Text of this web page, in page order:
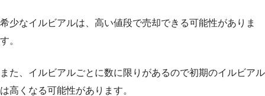
希少なイルビアルは、高い値段で売却できる可能性がありま
す。
また、イルビアルごとに数に限りがあるので初期のイルビアル
は高くなる可能性があります。